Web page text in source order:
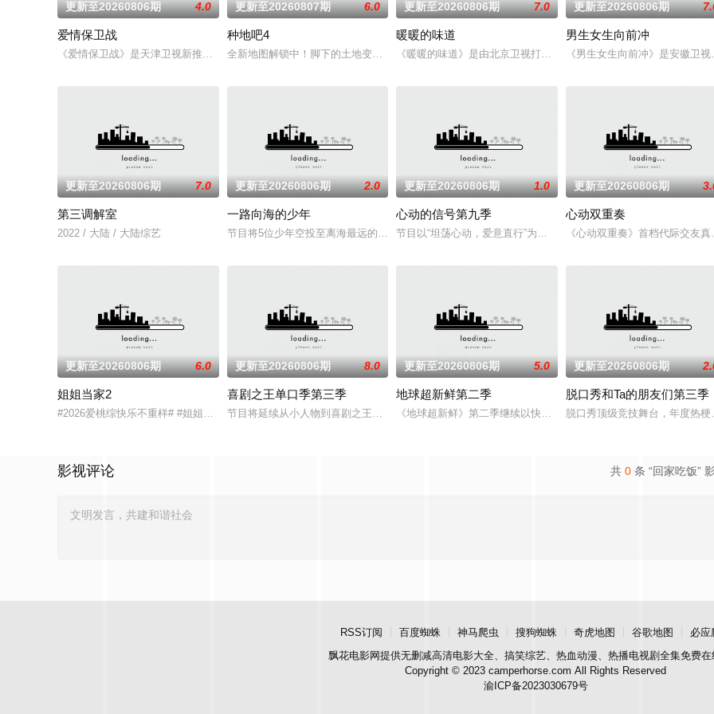
更新至20260806期 4.0
爱情保卫战
《爱情保卫战》是天津卫视新推出的“后婚恋时代”情感综艺新版块节目。
更新至20260807期 6.0
种地吧4
全新地图解锁中！脚下的土地变了，但十个勤天那份“想把地种好”的滚烫初心不变！将“见天地之广阔，解
更新至20260806期 7.0
暖暖的味道
《暖暖的味道》是由北京卫视打造的全新美食日播栏目。通过“带个
更新至20260806期
男生女生向前冲
《男生女生向前冲》是安徽卫
更新至20260806期 7.0
第三调解室
2022 / 大陆 / 大陆综艺
更新至20260806期 2.0
一路向海的少年
节目将5位少年空投至离海最远的大陆腹地，他们只有一辆车和一车椰子们，通过在途径补给站完成挑战任
更新至20260806期 1.0
心动的信号第九季
节目以“坦荡心动，爱意直行”为核心主题，聚焦真诚直白的新式恋爱
更新至20260806期
心动双重奏
《心动双重奏》首档代际交友
更新至20260806期 6.0
姐姐当家2
#2026爱桃综快乐不重样# #姐姐当家# 第二季惊喜回归，看姐姐们如何见招拆招，畅聊人生的酸甜苦辣。观察团已就位，等你一起来“当家”！
更新至20260806期 8.0
喜剧之王单口季第三季
节目将延续从小人物到喜剧之王的故事，汇聚来自全国各地脱口秀俱乐部的优秀单口喜剧演员和漫才组合。
更新至20260806期 5.0
地球超新鲜第二季
《地球超新鲜》第二季继续以快乐解压为核心基调，开启“地球团”
更新至20260806期
脱口秀和Ta的朋友们第三季
脱口秀顶级竞技舞台，年度热梗
共 0 条 “回家吃饭”
影视评论
RSS订阅 百度蜘蛛 神马爬虫 搜狗蜘蛛 奇虎地图 谷歌地图
必应
飘花电影网提供无删减高清电影大全、搞笑综艺、热血动漫、热播电视剧全集免费在
Copyright © 2023 camperhorse.com All Rights Reserved
渝ICP备2023030679号